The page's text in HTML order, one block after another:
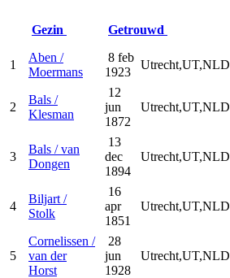
Gezin Getrouwd
1
Aben /
Moermans
8 feb
1923
Utrecht,UT,NLD
2
Bals /
Klesman
12
jun
1872
Utrecht,UT,NLD
3
Bals / van
Dongen
13
dec
1894
Utrecht,UT,NLD
4
Biljart /
Stolk
16
apr
1851
Utrecht,UT,NLD
5
Cornelissen /
van der
Horst
28
jun
1928
Utrecht,UT,NLD